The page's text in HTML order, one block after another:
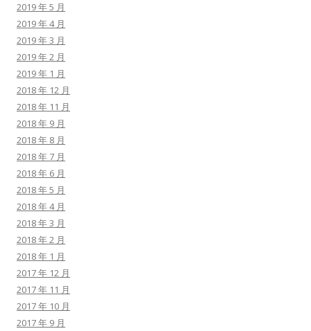
2019 年 5 月
2019 年 4 月
2019 年 3 月
2019 年 2 月
2019 年 1 月
2018 年 12 月
2018 年 11 月
2018 年 9 月
2018 年 8 月
2018 年 7 月
2018 年 6 月
2018 年 5 月
2018 年 4 月
2018 年 3 月
2018 年 2 月
2018 年 1 月
2017 年 12 月
2017 年 11 月
2017 年 10 月
2017 年 9 月